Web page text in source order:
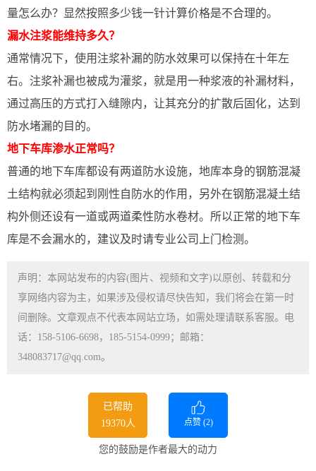
量怎么办？显然按照多少钱一针计算价格是不合理的。
漏水注浆能维持多久？
通常情况下，使用注浆补漏的防水效果可以保持在十年左
右。注浆补漏也被成为灌浆，就是用一种浆液的补漏材料，
通过高压的方式打入缝隙内，让其充分的扩散后固化，达到
防水堵漏的目的。
地下车库渗水正常吗？
普通的地下车库都设有两道防水设施，地库本身的钢筋混凝
土结构就必须起到刚性自防水的作用，另外在钢筋混凝土结
构外侧还设有一道或两道柔性防水卷材。所以正常的地下车
库是不会漏水的，建议及时请专业公司上门检测。
声明：本网站发布的内容(图片、视频和文字)以原创、转载和分
享网络内容为主，如果涉及侵权请尽快告知，我们将会在第一时
间删除。文章观点不代表本网站立场，如需处理请联系客服。电
话：158-5106-6698，185-5154-0999；邮箱：
348083717@qq.com。
已帮助
19370人
点赞 (2)
您的鼓励是作者最大的动力